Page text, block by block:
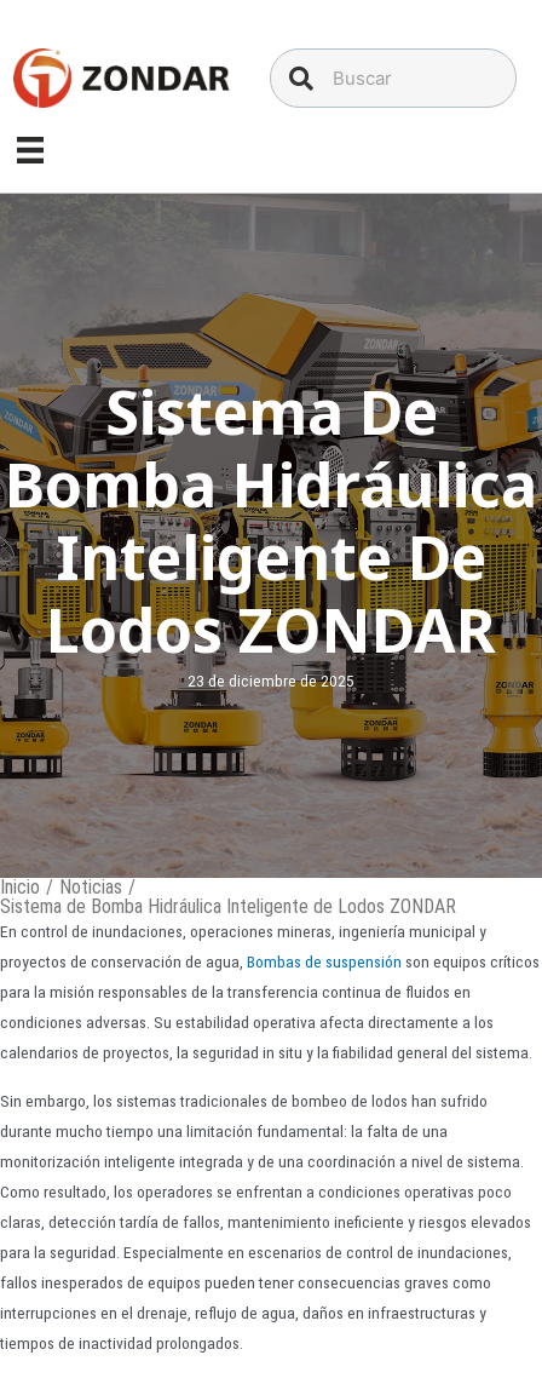
contenido
Sistema De
Bomba Hidráulica
Inteligente De
Lodos ZONDAR
23 de diciembre de 2025
Inicio / Noticias /
Sistema de Bomba Hidráulica Inteligente de Lodos ZONDAR
En control de inundaciones, operaciones mineras, ingeniería municipal y
proyectos de conservación de agua, Bombas de suspensión son equipos críticos
para la misión responsables de la transferencia continua de fluidos en
condiciones adversas. Su estabilidad operativa afecta directamente a los
calendarios de proyectos, la seguridad in situ y la fiabilidad general del sistema.
Sin embargo, los sistemas tradicionales de bombeo de lodos han sufrido
durante mucho tiempo una limitación fundamental: la falta de una
monitorización inteligente integrada y de una coordinación a nivel de sistema.
Como resultado, los operadores se enfrentan a condiciones operativas poco
claras, detección tardía de fallos, mantenimiento ineficiente y riesgos elevados
para la seguridad. Especialmente en escenarios de control de inundaciones,
fallos inesperados de equipos pueden tener consecuencias graves como
interrupciones en el drenaje, reflujo de agua, daños en infraestructuras y
tiempos de inactividad prolongados.